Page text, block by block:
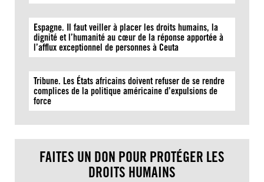
Espagne. Il faut veiller à placer les droits humains, la
dignité et l’humanité au cœur de la réponse apportée à
l’afflux exceptionnel de personnes à Ceuta
Tribune. Les États africains doivent refuser de se rendre
complices de la politique américaine d’expulsions de
force
FAITES UN DON POUR PROTÉGER LES
DROITS HUMAINS